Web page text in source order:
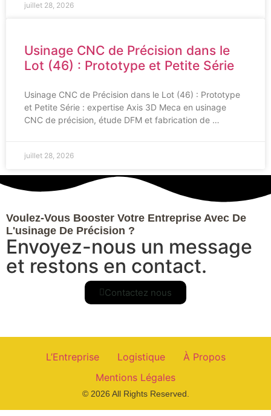
juillet 28, 2026
Usinage CNC de Précision dans le
Lot (46) : Prototype et Petite Série
Usinage CNC de Précision dans le Lot (46) : Prototype
et Petite Série : expertise Axis 3D Meca en usinage
CNC de précision, étude DFM et fabrication de …
juillet 28, 2026
Voulez-Vous Booster Votre Entreprise Avec De
L'usinage De Précision ?
Envoyez-nous un message
et restons en contact.
Contactez nous
L’Entreprise Logistique
À Propos
Mentions Légales
© 2026 All Rights Reserved.